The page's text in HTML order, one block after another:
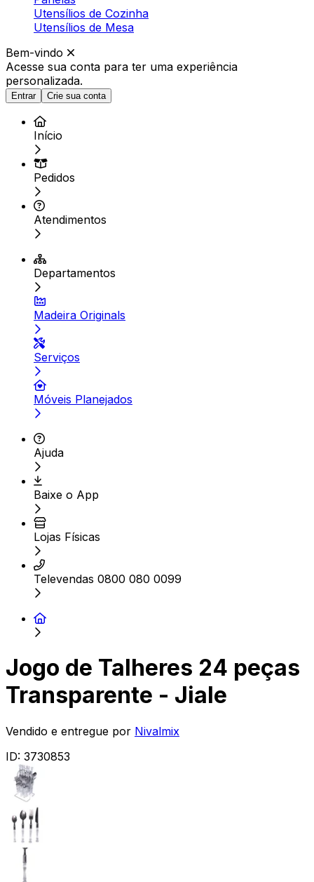
Utensílios de Cozinha
Utensílios de Mesa
Bem-vindo
Acesse sua conta para ter uma experiência
personalizada.
Entrar Crie sua conta
Início
Pedidos
Atendimentos
Departamentos
Madeira Originals
Serviços
Móveis Planejados
Ajuda
Baixe o App
Lojas Físicas
Televendas 0800 080 0099
Jogo de Talheres 24 peças
Transparente - Jiale
Vendido e entregue por Nivalmix
ID: 3730853